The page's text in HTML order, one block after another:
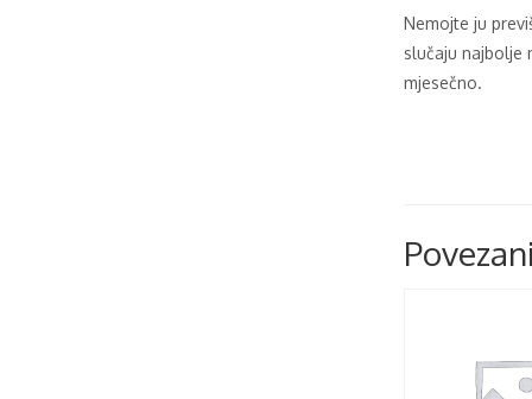
Nemojte ju
slučaju najbolje
mjesečno.